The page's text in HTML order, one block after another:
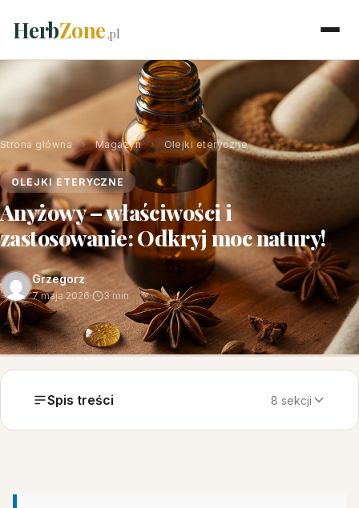
HerbZone.pl
Strona główna › Magazyn › Olejki eteryczne
OLEJKI ETERYCZNE
Anyżowy – właściwości i
zastosowanie: Odkryj moc natury!
Grzegorz
7 maja 2026· 3 min
Spis treści 8 sekcji